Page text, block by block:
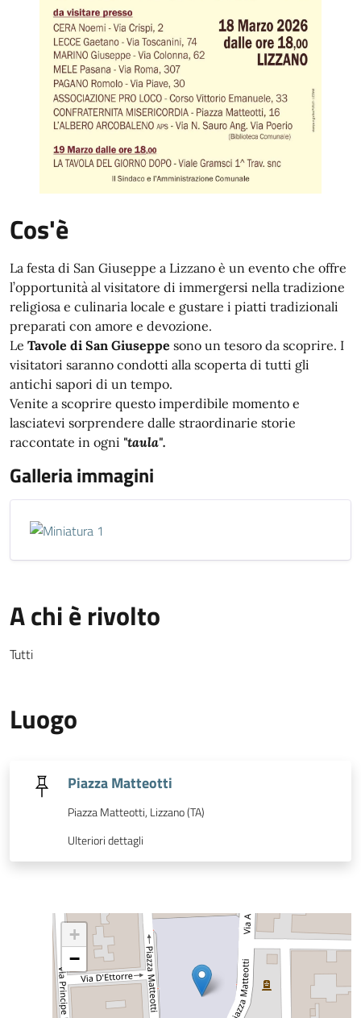
Cos'è
La festa di San Giuseppe a Lizzano è un evento che offre
l’opportunità al visitatore di immergersi nella tradizione
religiosa e culinaria locale e gustare i piatti tradizionali
preparati con amore e devozione.
Le Tavole di San Giuseppe sono un tesoro da scoprire. I
visitatori saranno condotti alla scoperta di tutti gli
antichi sapori di un tempo.
Venite a scoprire questo imperdibile momento e
lasciatevi sorprendere dalle straordinarie storie
raccontate in ogni "taula".
Galleria immagini
A chi è rivolto
Tutti
Luogo
Piazza Matteotti
Piazza Matteotti, Lizzano (TA)
Ulteriori dettagli
+
−